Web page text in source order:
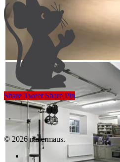
Share Tweet Share Pin
© 2026 malermaus.
facebook